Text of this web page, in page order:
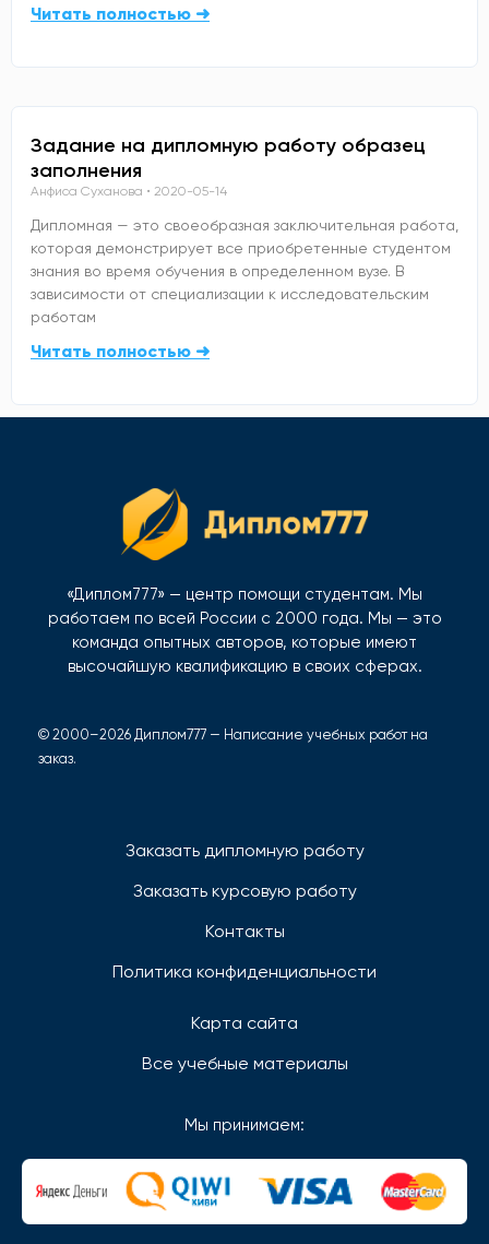
Читать полностью ➜
Задание на дипломную работу образец
заполнения
Анфиса Суханова 2020-05-14
Дипломная — это своеобразная заключительная работа,
которая демонстрирует все приобретенные студентом
знания во время обучения в определенном вузе. В
зависимости от специализации к исследовательским
работам
Читать полностью ➜
«Диплом777» — центр помощи студентам. Мы
работаем по всей России с 2000 года. Мы — это
команда опытных авторов, которые имеют
высочайшую квалификацию в своих сферах.
© 2000–2026 Диплом777 — Написание учебных работ на
заказ.
Заказать дипломную работу
Заказать курсовую работу
Контакты
Политика конфиденциальности
Карта сайта
Все учебные материалы
Мы принимаем: